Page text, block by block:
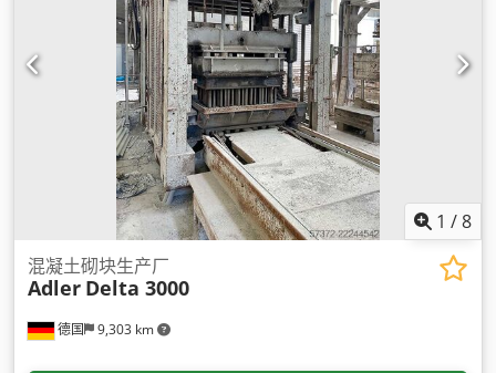
1 /8
德国 9,303 km
混凝土砌块生产厂
Adler Delta 3000